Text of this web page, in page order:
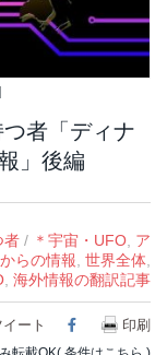
つ者「ディナ
」後編
者 / ＊宇宙・UFO, ア
らの情報, 世界全体,
, 海外情報の翻訳記事
イート Facebook
印刷